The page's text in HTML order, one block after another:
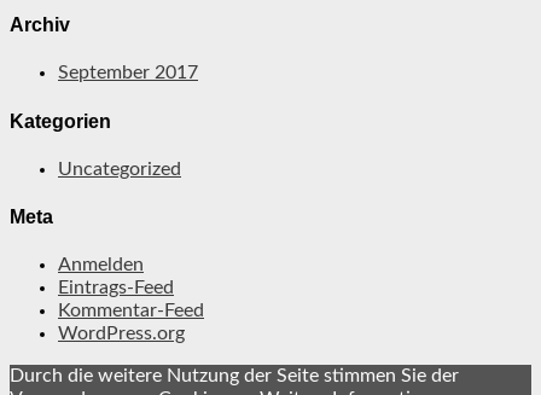
Archiv
September 2017
Kategorien
Uncategorized
Meta
Anmelden
Eintrags-Feed
Kommentar-Feed
WordPress.org
Durch die weitere Nutzung der Seite stimmen Sie der